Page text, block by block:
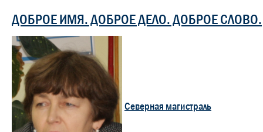
ДОБРОЕ ИМЯ. ДОБРОЕ ДЕЛО. ДОБРОЕ СЛОВО.
Северная магистраль